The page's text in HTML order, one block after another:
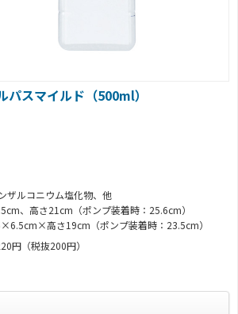
パスマイルド（500ml）
ザルコニウム塩化物、他
、高さ21cm（ポンプ装着時：25.6cm）
高さ19cm（ポンプ装着時：23.5cm）
円（税抜200円）